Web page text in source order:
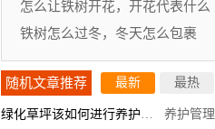
怎么让铁树开花，开花代表什么
铁树怎么过冬，冬天怎么包裹
随机文章推荐 最新 最热
绿化草坪该如何进行养护管理？ 养护管理